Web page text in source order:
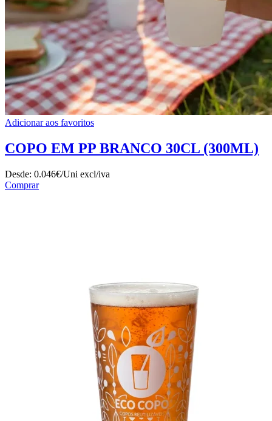
Adicionar aos favoritos
COPO EM PP BRANCO 30CL (300ML)
Desde: 0.046€/Uni excl/iva
Comprar